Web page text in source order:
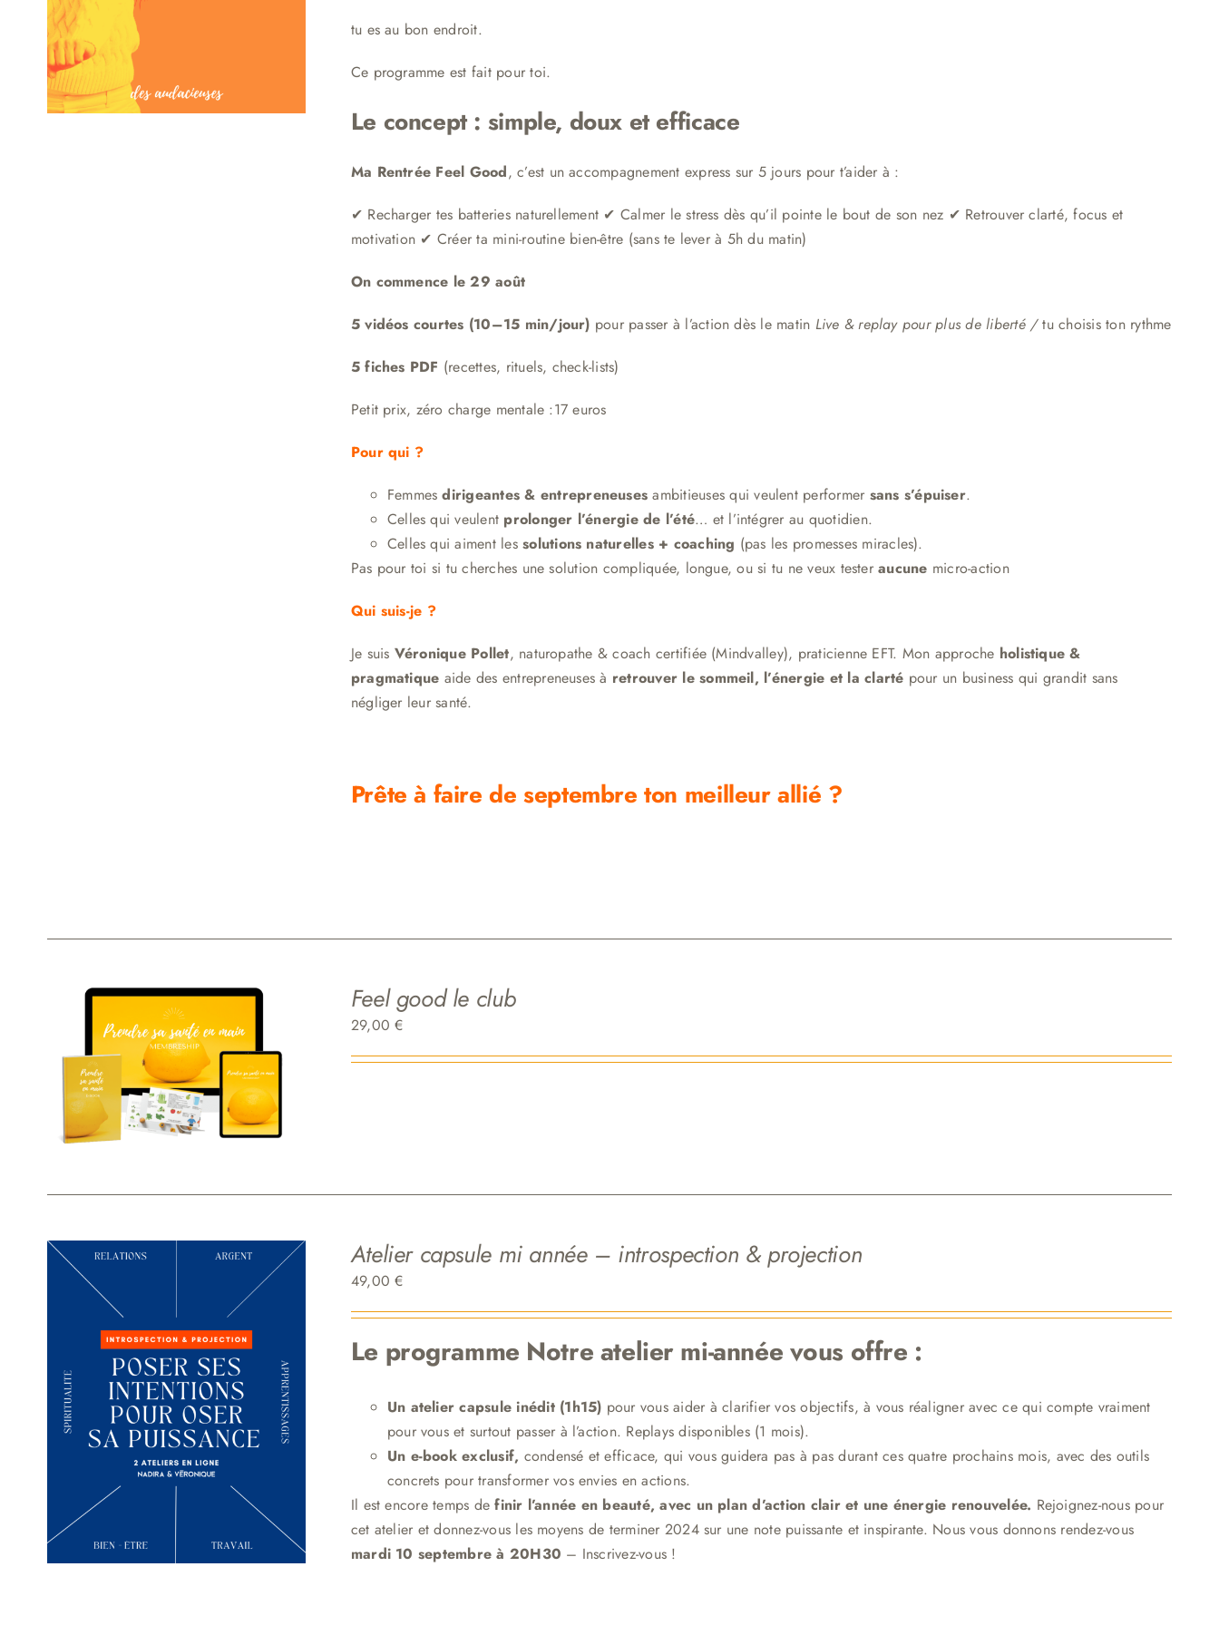
tu es au bon endroit.
Ce programme est fait pour toi.
Le concept : simple, doux et efficace
Ma Rentrée Feel Good, c’est un accompagnement express sur 5 jours pour t’aider à :
✔ Recharger tes batteries naturellement ✔ Calmer le stress dès qu’il pointe le bout de son nez ✔ Retrouver clarté, focus et
motivation ✔ Créer ta mini-routine bien-être (sans te lever à 5h du matin)
On commence le 29 août
5 vidéos courtes (10–15 min/jour) pour passer à l’action dès le matin Live & replay pour plus de liberté /tu choisis ton rythme
5 fiches PDF (recettes, rituels, check-lists)
Petit prix, zéro charge mentale :17 euros
Pour qui ?
Femmesdirigeantes & entrepreneuses ambitieuses qui veulent performer sans s’épuiser.
Celles qui veulent prolonger l’énergie de l’été… et l’intégrer au quotidien.
Celles qui aiment lessolutions naturelles + coaching (pas les promesses miracles).
Pas pour toi si tu cherches une solution compliquée, longue, ou si tu ne veux testeraucune micro-action
Qui suis-je ?
Je suis Véronique Pollet, naturopathe & coach certifiée (Mindvalley), praticienne EFT. Mon approche holistique &
pragmatique aide des entrepreneuses à retrouver le sommeil, l’énergie et la clarté pour un business qui grandit sans
négliger leur santé.
Prête à faire de septembre ton meilleur allié ?
Feel good le club
29,00€
Atelier capsule mi année – introspection & projection
49,00€
Le programme Notre atelier mi-année vous offre :
Un atelier capsule inédit (1h15) pour vous aider à clarifier vos objectifs, à vous réaligner avec ce qui compte vraiment
pour vous et surtout passer à l’action. Replays disponibles (1 mois).
Un e-book exclusif, condensé et efficace, qui vous guidera pas à pas durant ces quatre prochains mois, avec des outils
concrets pour transformer vos envies en actions.
Il est encore temps definir l’année en beauté, avec un plan d’action clair et une énergie renouvelée. Rejoignez-nous pour
cet atelier et donnez-vous les moyens de terminer 2024 sur une note puissante et inspirante. Nous vous donnons rendez-vous
mardi 10 septembre à 20H30 – Inscrivez-vous !